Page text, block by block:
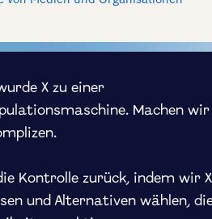
X zu einer
Machen wir
Kontrolle zurück, indem wir X
und Alternativen wählen,